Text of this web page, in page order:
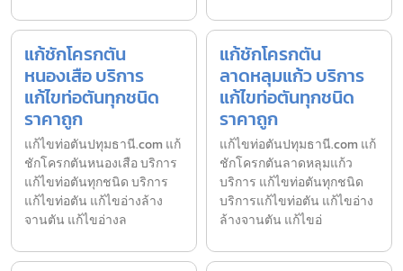
แก้ชักโครกตัน
หนองเสือ บริการ
แก้ไขท่อตันทุกชนิด
ราคาถูก
แก้ไขท่อตันปทุมธานี.com แก้
ชักโครกตันหนองเสือ บริการ
แก้ไขท่อตันทุกชนิด บริการ
แก้ไขท่อตัน แก้ไขอ่างล้าง
จานตัน แก้ไขอ่างล
แก้ชักโครกตัน
ลาดหลุมแก้ว บริการ
แก้ไขท่อตันทุกชนิด
ราคาถูก
แก้ไขท่อตันปทุมธานี.com แก้
ชักโครกตันลาดหลุมแก้ว
บริการ แก้ไขท่อตันทุกชนิด
บริการแก้ไขท่อตัน แก้ไขอ่าง
ล้างจานตัน แก้ไขอ่